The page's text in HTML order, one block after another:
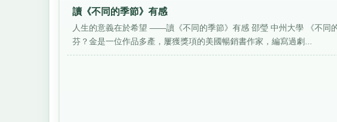
讀《不同的季節》有感
人生的意義在於希望 ——讀《不同的季節》有感 邵瑩 中州大學 《不同
芬？金是一位作品多產，屢獲獎項的美國暢銷書作家，編寫過劇...